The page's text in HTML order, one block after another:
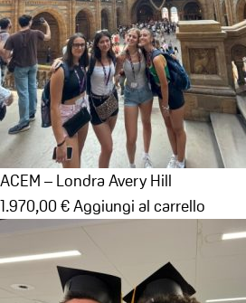
ACEM – Londra Avery Hill
1.970,00 €Aggiungi al carrello